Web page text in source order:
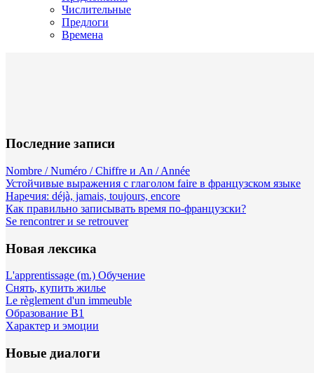
Числительные
Предлоги
Времена
Последние записи
Nombre / Numéro / Chiffre и An / Année
Устойчивые выражения с глаголом faire в французском языке
Наречия: déjà, jamais, toujours, encore
Как правильно записывать время по-французски?
Se rencontrer и se retrouver
Новая лексика
L'apprentissage (m.) Обучение
Снять, купить жилье
Le règlement d'un immeuble
Образование B1
Характер и эмоции
Новые диалоги